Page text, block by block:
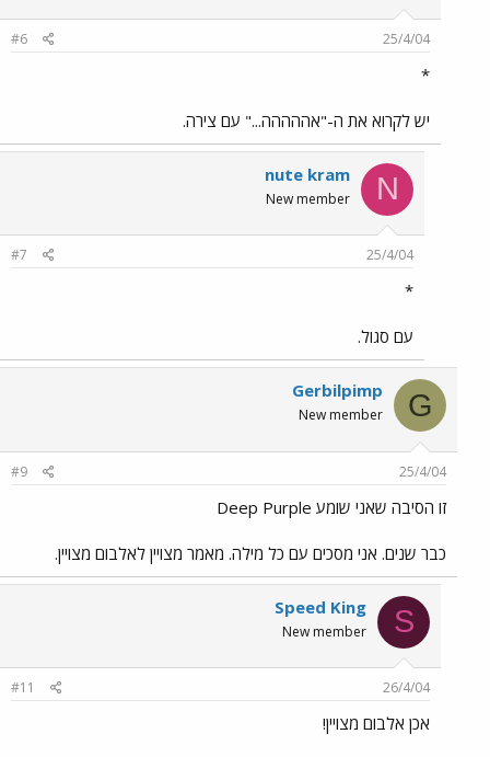
25/4/04
#6
*
יש לקרוא את ה-"אההההה..." עם צירה.
N
nute kram
New member
25/4/04
#7
*
עם סגול.
G
Gerbilpimp
New member
25/4/04
#9
זו הסיבה שאני שומע Deep Purple
כבר שנים. אני מסכים עם כל מילה. מאמר מצויין לאלבום מצויין.
S
Speed King
New member
26/4/04
#11
אכן אלבום מצויין!